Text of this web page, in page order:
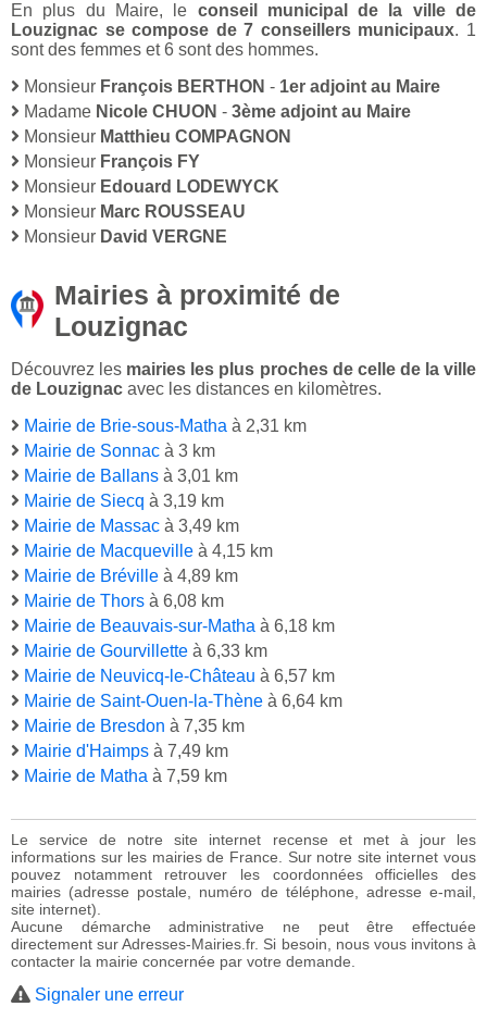
En plus du Maire, le conseil municipal de la ville de
Louzignac se compose de 7 conseillers municipaux. 1
sont des femmes et 6 sont des hommes.
Monsieur François BERTHON - 1er adjoint au Maire
Madame Nicole CHUON - 3ème adjoint au Maire
Monsieur Matthieu COMPAGNON
Monsieur François FY
Monsieur Edouard LODEWYCK
Monsieur Marc ROUSSEAU
Monsieur David VERGNE
Mairies à proximité de
Louzignac
Découvrez les mairies les plus proches de celle de la ville
de Louzignac avec les distances en kilomètres.
Mairie de Brie-sous-Matha à 2,31 km
Mairie de Sonnac à 3 km
Mairie de Ballans à 3,01 km
Mairie de Siecq à 3,19 km
Mairie de Massac à 3,49 km
Mairie de Macqueville à 4,15 km
Mairie de Bréville à 4,89 km
Mairie de Thors à 6,08 km
Mairie de Beauvais-sur-Matha à 6,18 km
Mairie de Gourvillette à 6,33 km
Mairie de Neuvicq-le-Château à 6,57 km
Mairie de Saint-Ouen-la-Thène à 6,64 km
Mairie de Bresdon à 7,35 km
Mairie d'Haimps à 7,49 km
Mairie de Matha à 7,59 km
Le service de notre site internet recense et met à jour les
informations sur les mairies de France. Sur notre site internet vous
pouvez notamment retrouver les coordonnées officielles des
mairies (adresse postale, numéro de téléphone, adresse e-mail,
site internet).
Aucune démarche administrative ne peut être effectuée
directement sur Adresses-Mairies.fr. Si besoin, nous vous invitons à
contacter la mairie concernée par votre demande.
Signaler une erreur